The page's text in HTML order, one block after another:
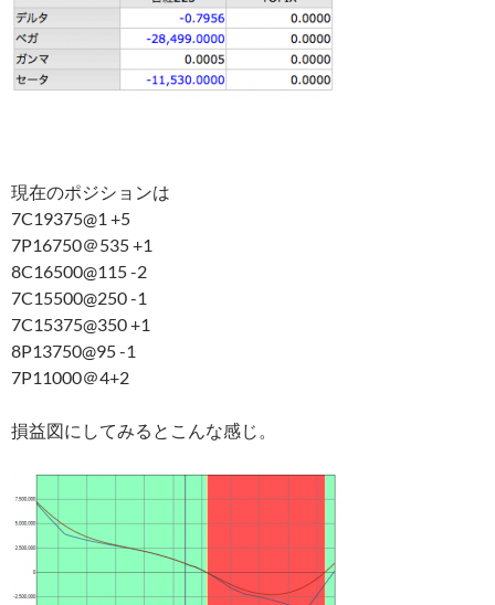
現在のポジションは
7C19375@1 +5
7P16750＠535 +1
8C16500@115 -2
7C15500@250 -1
7C15375@350 +1
8P13750@95 -1
7P11000＠4+2
損益図にしてみるとこんな感じ。